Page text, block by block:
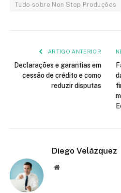
Tudo sobre Non Stop Produções
ARTIGO ANTERIOR
Declarações e garantias em
cessão de crédito e como
reduzir disputas
Diego Velázquez
Website